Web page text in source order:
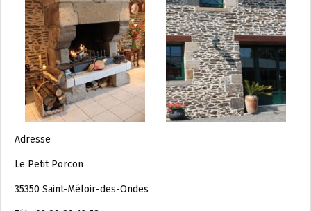
Adresse
Le Petit Porcon
35350 Saint-Méloir-des-Ondes